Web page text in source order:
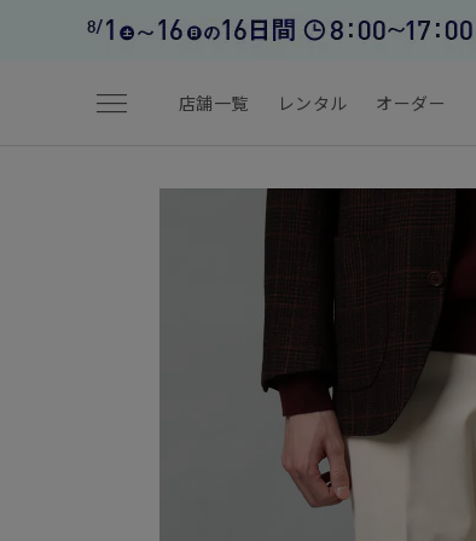
menu 店舗一覧 レンタル オーダー